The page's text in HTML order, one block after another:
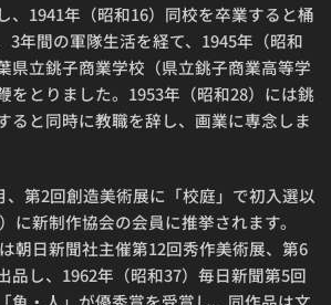
、1941年（昭和16）同校を卒業すると桶
3年間の軍隊生活を経て、1945年（昭和
県立銚子商業学校（県立銚子商業高等学
をとりました。1953年（昭和28）には銚
ると同時に教職を辞し、画業に専念しま
、第2回創造美術展に「校庭」で初入選以
に新制作協会の会員に推挙されます。
朝日新聞社主催第12回秀作美術展、第6
品し、1962年（昭和37）毎日新聞第5回